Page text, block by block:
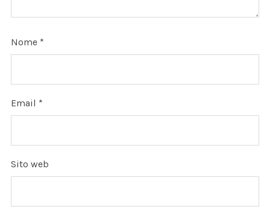
Nome *
Email *
Sito web